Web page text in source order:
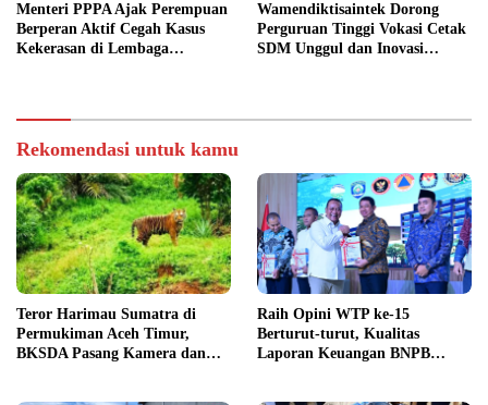
Menteri PPPA Ajak Perempuan
Berperan Aktif Cegah Kasus
Kekerasan di Lembaga
Wamendiktisaintek Dorong
Perguruan Tinggi Vokasi Cetak
SDM Unggul dan Inovasi
Rekomendasi untuk kamu
Teror Harimau Sumatra di
Permukiman Aceh Timur,
BKSDA Pasang Kamera dan
Raih Opini WTP ke-15
Berturut-turut, Kualitas
Laporan Keuangan BNPB